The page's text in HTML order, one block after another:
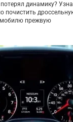
динамику?
почистить
прежвую